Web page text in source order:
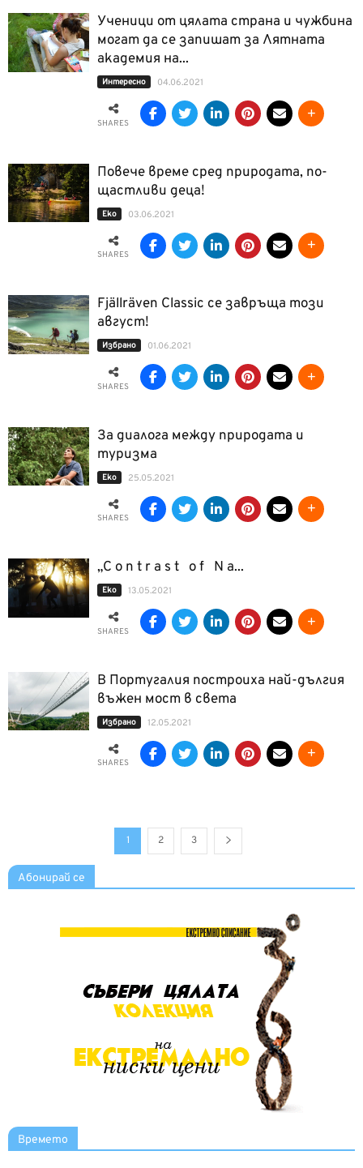
Ученици от цялата страна и чужбина
могат да се запишат за Лятната
академия на...
Интерeсно 04.06.2021
SHARES
Повече време сред природата, по-
щастливи деца!
Еко 03.06.2021
SHARES
Fjällräven Classic се завръща този
август!
Избрано 01.06.2021
SHARES
За диалога между природата и
туризма
Еко 25.05.2021
SHARES
„C o n t r a s t o f N a...
Еко 13.05.2021
SHARES
В Португалия построиха най-дългия
въжен мост в света
Избрано 12.05.2021
SHARES
1 2 3
Абонирай се
Времето